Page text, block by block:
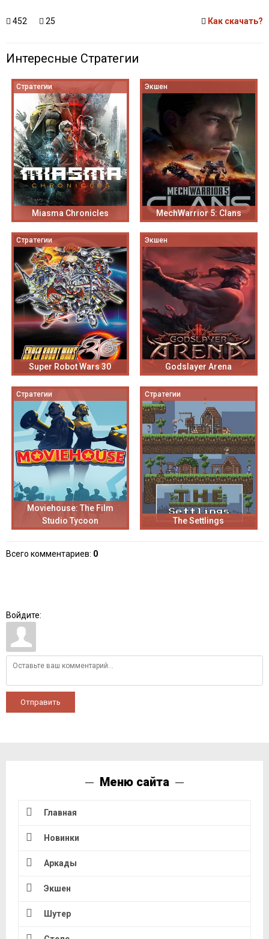
452 25 Как скачать?
Интересные Стратегии
Стратегии
Miasma Chronicles
Экшен
MechWarrior 5: Clans
Стратегии
Super Robot Wars 30
Экшен
Godslayer Arena
Стратегии
Moviehouse: The Film
Studio Tycoon
Стратегии
The Settlings
Всего комментариев: 0
Войдите:
Отправить
Меню сайта
Главная
Новинки
Аркады
Экшен
Шутер